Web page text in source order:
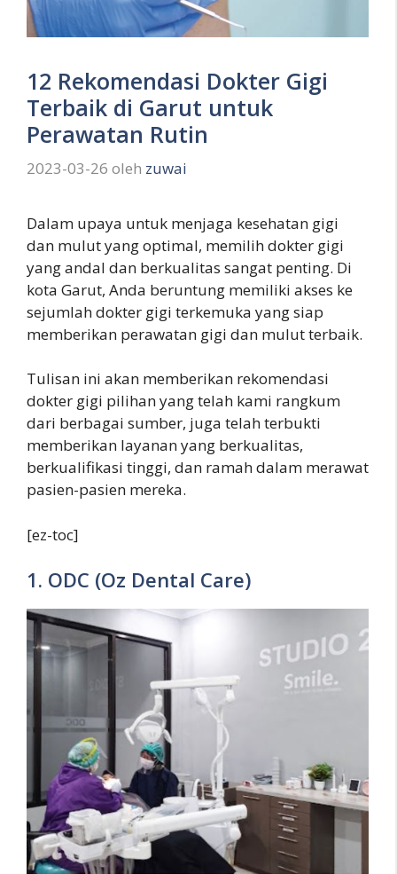
12 Rekomendasi Dokter Gigi
Terbaik di Garut untuk
Perawatan Rutin
2023-03-26 oleh zuwai
Dalam upaya untuk menjaga kesehatan gigi
dan mulut yang optimal, memilih dokter gigi
yang andal dan berkualitas sangat penting. Di
kota Garut, Anda beruntung memiliki akses ke
sejumlah dokter gigi terkemuka yang siap
memberikan perawatan gigi dan mulut terbaik.
Tulisan ini akan memberikan rekomendasi
dokter gigi pilihan yang telah kami rangkum
dari berbagai sumber, juga telah terbukti
memberikan layanan yang berkualitas,
berkualifikasi tinggi, dan ramah dalam merawat
pasien-pasien mereka.
[ez-toc]
1. ODC (Oz Dental Care)